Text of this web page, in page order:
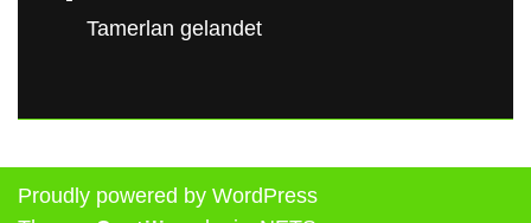
Tamerlan gelandet
Proudly powered by WordPress